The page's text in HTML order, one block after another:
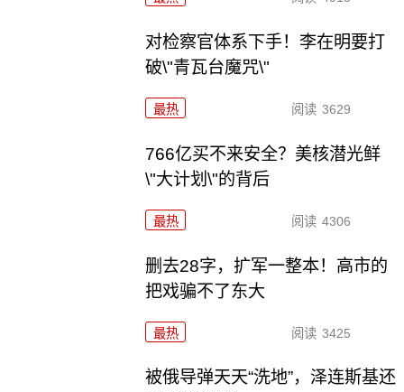
对检察官体系下手！李在明要打
破\"青瓦台魔咒\"
最热 阅读 3629
766亿买不来安全？美核潜光鲜
\"大计划\"的背后
最热 阅读 4306
删去28字，扩军一整本！高市的
把戏骗不了东大
最热 阅读 3425
被俄导弹天天“洗地”，泽连斯基还